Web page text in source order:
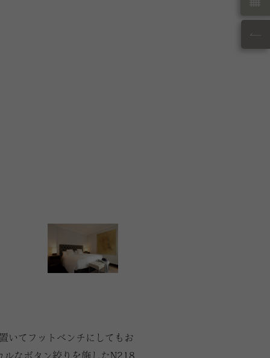
いてフットベンチにしてもお
ルなボタン絞りを施したN218